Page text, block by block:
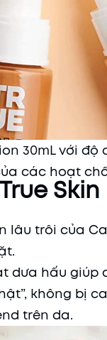
30mL với
các hoạt
trôi của
dưa hấu giúp
không bị
trên da.